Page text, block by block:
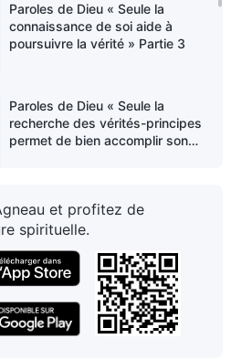
Paroles de Dieu « Seule la
connaissance de soi aide à
poursuivre la vérité » Partie 3
Paroles de Dieu « Seule la
recherche des vérités-principes
permet de bien accomplir son
Paroles de Dieu « Seule la
recherche des vérités-principes
permet de bien accomplir son
devoir » Partie 2
Paroles de Dieu « Seule la
recherche des vérités-principes
permet de bien accomplir son
et profitez de
spirituelle.